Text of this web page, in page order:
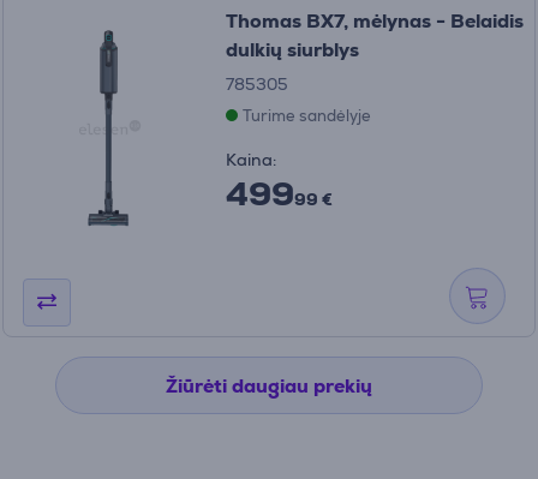
Thomas BX7, mėlynas - Belaidis
dulkių siurblys
785305
Turime sandėlyje
Kaina:
49999 €
Žiūrėti daugiau prekių